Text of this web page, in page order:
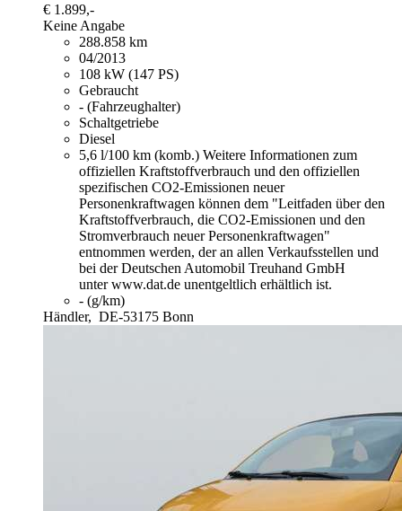
€ 1.899,-
Keine Angabe
288.858 km
04/2013
108 kW (147 PS)
Gebraucht
- (Fahrzeughalter)
Schaltgetriebe
Diesel
5,6 l/100 km (komb.) Weitere Informationen zum
offiziellen Kraftstoffverbrauch und den offiziellen
spezifischen CO2-Emissionen neuer
Personenkraftwagen können dem "Leitfaden über den
Kraftstoffverbrauch, die CO2-Emissionen und den
Stromverbrauch neuer Personenkraftwagen"
entnommen werden, der an allen Verkaufsstellen und
bei der Deutschen Automobil Treuhand GmbH
unter www.dat.de unentgeltlich erhältlich ist.
- (g/km)
Händler, DE-53175 Bonn